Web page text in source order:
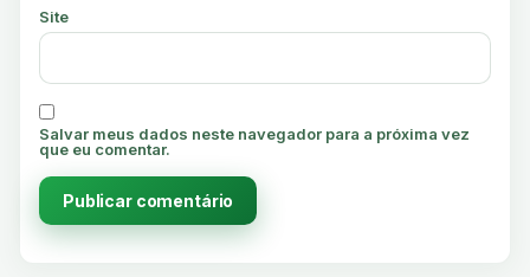
Site
Salvar meus dados neste navegador para a próxima vez
que eu comentar.